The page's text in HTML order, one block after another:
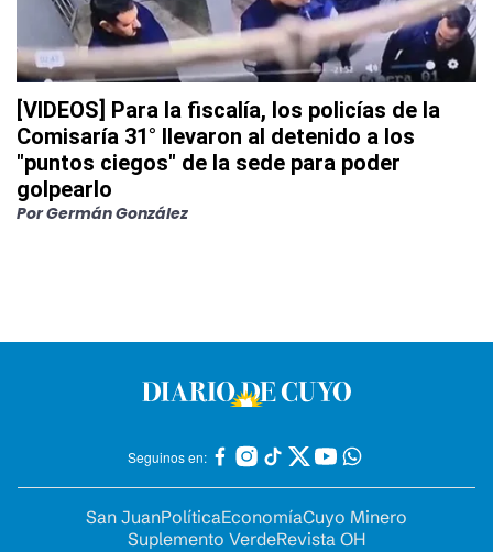
[VIDEOS] Para la fiscalía, los policías de la
Comisaría 31° llevaron al detenido a los
"puntos ciegos" de la sede para poder
golpearlo
PorGermán González
Seguinos en:
San JuanPolíticaEconomíaCuyo Minero
Suplemento VerdeRevista OH